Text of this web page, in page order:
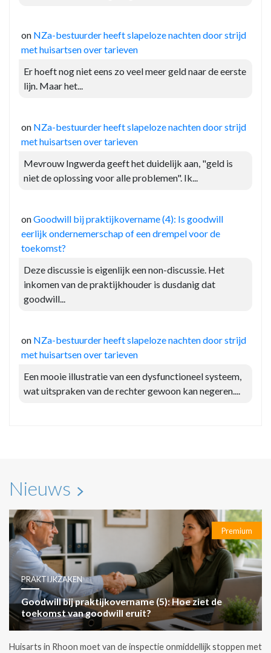
on NZa-bestuurder heeft slapeloze nachten door strijd
met huisartsen over tarieven
Er hoeft nog niet eens zo veel meer geld naar de eerste
lijn. Maar het...
on NZa-bestuurder heeft slapeloze nachten door strijd
met huisartsen over tarieven
Mevrouw Ingwerda geeft het duidelijk aan, "geld is
niet de oplossing voor alle problemen". Ik...
onGoodwill bij praktijkovername (4): Is goodwill
eerlijk ondernemerschap of een drempel voor de
toekomst?
Deze discussie is eigenlijk een non-discussie. Het
inkomen van de praktijkhouder is dusdanig dat
goodwill...
on NZa-bestuurder heeft slapeloze nachten door strijd
met huisartsen over tarieven
Een mooie illustratie van een dysfunctioneel systeem,
wat uitspraken van de rechter gewoon kan negeren....
Nieuws
Premium
PRAKTIJKZAKEN
Goodwill bij praktijkovername (5): Hoe ziet de
toekomst van goodwill eruit?
Huisarts in Rhoon moet van de inspectie onmiddellijk stoppen met